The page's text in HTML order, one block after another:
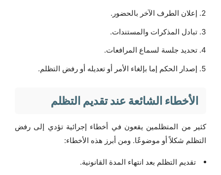
إعلان الطرف الآخر بالحضور.
تبادل المذكرات والمستندات.
تحديد جلسة لسماع المرافعات.
إصدار الحكم إما بإلغاء الأمر أو تعديله أو رفض التظلم.
الأخطاء الشائعة عند تقديم التظلم
كثير من المتظلمين يقعون في أخطاء إجرائية تؤدي إلى رفض
التظلم شكلاً أو موضوعًا. ومن أبرز هذه الأخطاء:
تقديم التظلم بعد انتهاء المدة القانونية.